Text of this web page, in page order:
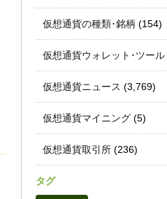
仮想通貨の種類･銘柄 (154)
仮想通貨ウォレット･ツール
仮想通貨ニュース (3,769)
仮想通貨マイニング (5)
仮想通貨取引所 (236)
タグ